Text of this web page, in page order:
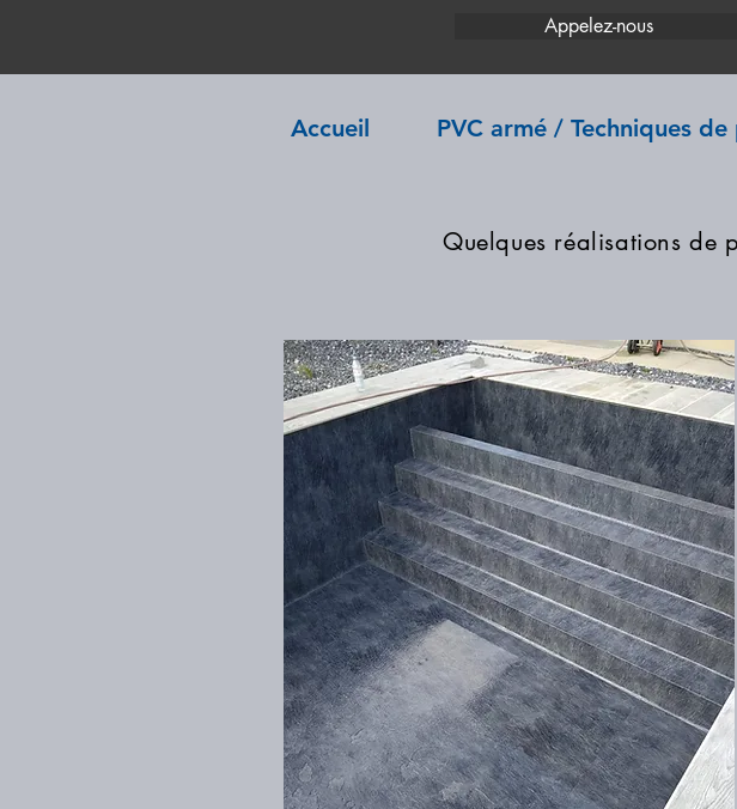
Appelez-nous
Accueil PVC armé / Techniques de
Quelques réalisations de